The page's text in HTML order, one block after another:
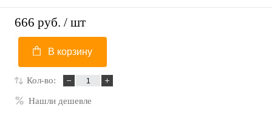
666 руб. / шт
В корзину
Кол-во:
Нашли дешевле